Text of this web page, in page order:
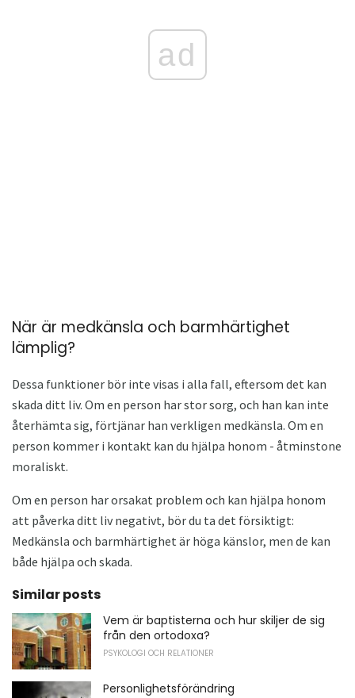
ad
När är medkänsla och barmhärtighet
lämplig?
Dessa funktioner bör inte visas i alla fall, eftersom det kan
skada ditt liv. Om en person har stor sorg, och han kan inte
återhämta sig, förtjänar han verkligen medkänsla. Om en
person kommer i kontakt kan du hjälpa honom - åtminstone
moraliskt.
Om en person har orsakat problem och kan hjälpa honom
att påverka ditt liv negativt, bör du ta det försiktigt:
Medkänsla och barmhärtighet är höga känslor, men de kan
både hjälpa och skada.
Similar posts
Vem är baptisterna och hur skiljer de sig
från den ortodoxa?
PSYKOLOGI OCH RELATIONER
Personlighetsförändring